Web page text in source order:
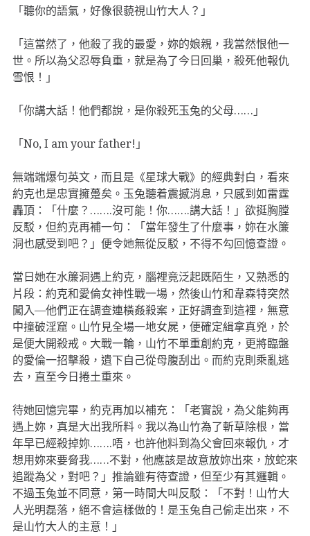
「聽你的語氣，好像很藐視山竹大人？」
「這當然了，他殺了我的最愛，妳的娘親，我當然恨他一
世。所以為父忍辱負重，就是為了今日回巢，殺死他報仇
雪恨！」
「你講大話！他們都說，是你殺死玉兔的父母……」
「No, I am your father!」
無端端爆句英文，而且是《星球大戰》的經典對白，看來
約克也是忠實擁躉矣。玉兔聽着震撼消息，只感到如雷霆
轟頂：「什麼？…….沒可能！你…….講大話！」欲挺胸膛
反駁，但約克再補一句：「當年發生了什麼事，妳在水簾
洞也感受到吧？」便令她無從反駁，不得不勾回憶查證。
當日她在水簾洞遇上約克，腦裡竟泛起既陌生，又熟悉的
片段：約克和愛倫女神性戰一場，然後山竹和韋森特突然
闖入—他們正在調查連橫姦殺案，正好調查到這裡，無意
中撞破淫窟。山竹見全場一地女屍，便確定緝拿真兇，於
是便大開殺戒。大戰一輪，山竹不單重創約克，更將臨盤
的愛倫一招擊殺，遺下自己從母腹刮出。而約克則乘亂逃
去，直至今日捲土重來。
待她回憶完畢，約克再加以補充：「老實說，為父能夠再
遇上妳，真是大出我所料。我以為山竹為了斬草除根，當
年早已經殺掉妳…….唔，也許他料到為父會回來報仇，才
想用妳來要脅我……不對，他應該是故意放妳出來，放蛇來
追蹤為父，對吧？」推論雖有待查證，但至少有其邏輯。
不過玉兔並不同意，第一時間大叫反駁：「不對！山竹大
人光明磊落，絕不會這樣做的！是玉兔自己偷走出來，不
是山竹大人的主意！」